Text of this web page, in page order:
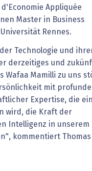
Appliquée
Master in Business
Rennes.
Technologie und
derzeitiges und
Wafaa Mamilli zu uns
mit
Expertise, die
wird, die Kraft der
Intelligenz in unserem
kommentiert Thomas